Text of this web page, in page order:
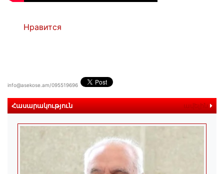
Нравится
info@asekose.am/095519696
Հասարակություն ավելին